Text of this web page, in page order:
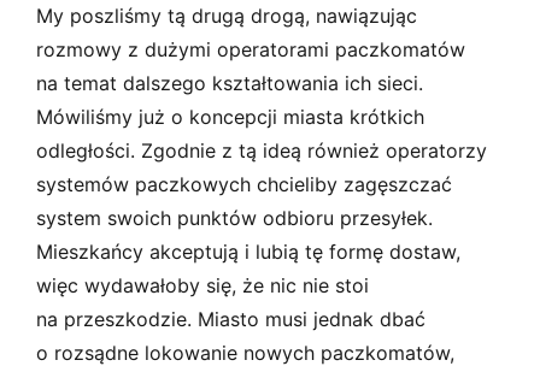
My poszliśmy tą drugą drogą, nawiązując
rozmowy z dużymi operatorami paczkomatów
na temat dalszego kształtowania ich sieci.
Mówiliśmy już o koncepcji miasta krótkich
odległości. Zgodnie z tą ideą również operatorzy
systemów paczkowych chcieliby zagęszczać
system swoich punktów odbioru przesyłek.
Mieszkańcy akceptują i lubią tę formę dostaw,
więc wydawałoby się, że nic nie stoi
na przeszkodzie. Miasto musi jednak dbać
o rozsądne lokowanie nowych paczkomatów,